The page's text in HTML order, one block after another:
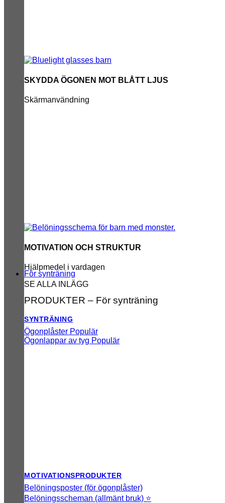
SKYDDA ÖGONEN MOT BLÅTT LJUS
Skärmanvändning
MOTIVATION OCH STRUKTUR
Hjälpmedel i vardagen
SE ALLA INLÄGG
För synträning
PRODUKTER – För synträning
SYNTRÄNING
Ögonplåster
Ögonlappar av tyg
MOTIVATIONSPRODUKTER
Belöningsposter (för ögonplåster)
Belöningsscheman (allmänt bruk) ⭐